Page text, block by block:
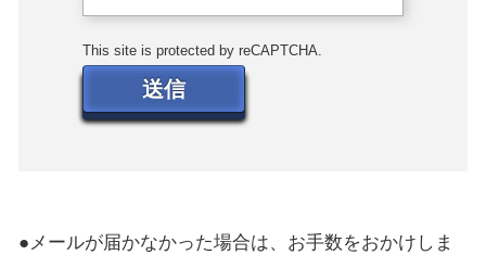
This site is protected by reCAPTCHA.
送信
●メールが届かなかった場合は、お手数をおかけしま